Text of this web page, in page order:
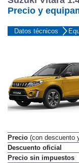
Precio y
Datos técnicos
Precio (con descuento
Descuento oficial
Precio sin impuestos